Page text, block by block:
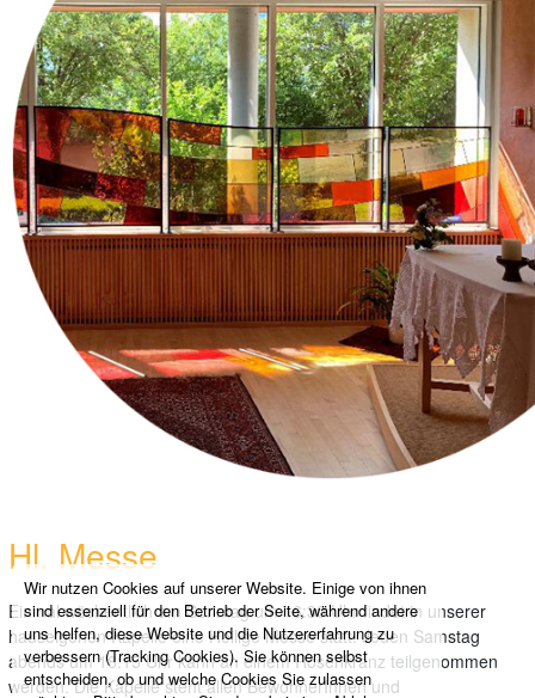
Wir nutzen Cookies auf unserer Website. Einige von ihnen
sind essenziell für den Betrieb der Seite, während andere
uns helfen, diese Website und die Nutzererfahrung zu
verbessern (Tracking Cookies). Sie können selbst
entscheiden, ob und welche Cookies Sie zulassen
Hl. Messe
Einmal wöchentlich am Sonntag um 16:30 Uhr findet in unserer
hauseigenen Kapelle eine Heilige Messe statt. Jeden Samstag
abends um 18:15 Uhr kann an einem Rosenkranz teilgenommen
werden. Die Kapelle steht allen BewohnerInnen und